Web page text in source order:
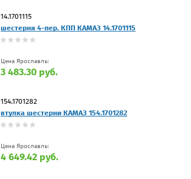
14.1701115
шестерня 4-пер. КПП КАМАЗ 14.1701115
Цена Ярославль:
3 483.30 руб.
154.1701282
втулка шестерни КАМАЗ 154.1701282
Цена Ярославль:
4 649.42 руб.